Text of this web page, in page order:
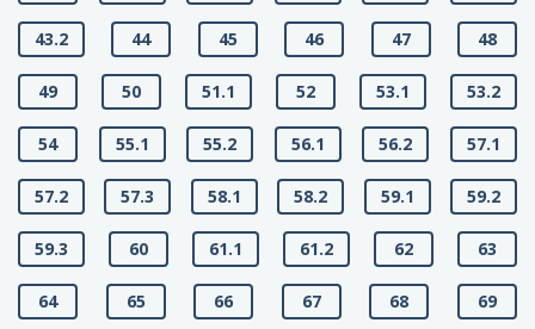
43.2 44 45 46 47 48
49 50 51.1 52 53.1 53.2
54 55.1 55.2 56.1 56.2 57.1
57.2 57.3 58.1 58.2 59.1 59.2
59.3 60 61.1 61.2 62 63
64 65 66 67 68 69